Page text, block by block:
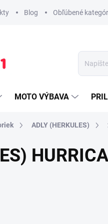
Blog Obľúbené
MOTO VÝBAVA
ADLY (HERKULES)